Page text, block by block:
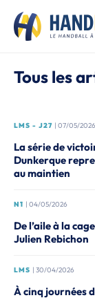
Tous les
LMS - J27 | 07/05/2026
La série de
Dunkerque
au maintien
N1 | 04/05/2026
De l’aile à la
Julien Rebichon
LMS | 30/04/2026
À cinq journées